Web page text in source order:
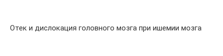
Отек и дислокация головного мозга при ишемии мозга